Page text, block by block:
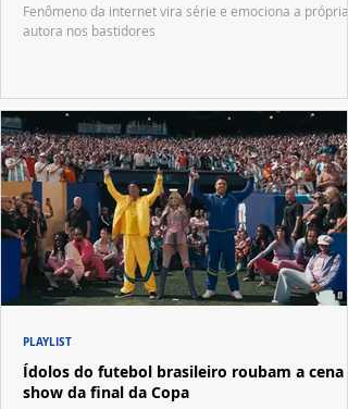
Fenômeno da internet vira série e emociona a própria
autora nos bastidores
Ídolos do futebol brasileiro roubam a cena
show da final da Copa
PLAYLIST